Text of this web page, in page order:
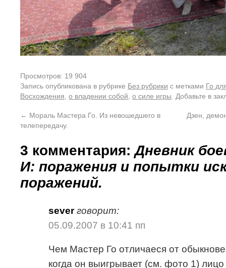
Просмотров: 19 904
Запись опубликована в рубрике Без рубрики с метками Го
Восхождения, о владении собой, о силе игры. Добавьте в
← Мораль Мастера Го. Из невошедшего в
телепередачу.
Дзен,
3 комментария:Дневник
И: поражения и попытки
поражений.
sever говорит:
05.09.2007 в 10:41 пп
Чем Мастер Го отличаеся от
когда он выигрывает (см. фото 1)